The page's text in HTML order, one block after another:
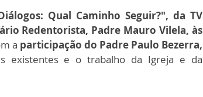
Qual Caminho Seguir?", da TV
Redentorista, Padre Mauro Vilela, às
a participação do Padre Paulo Bezerra,
existentes e o trabalho da Igreja e da